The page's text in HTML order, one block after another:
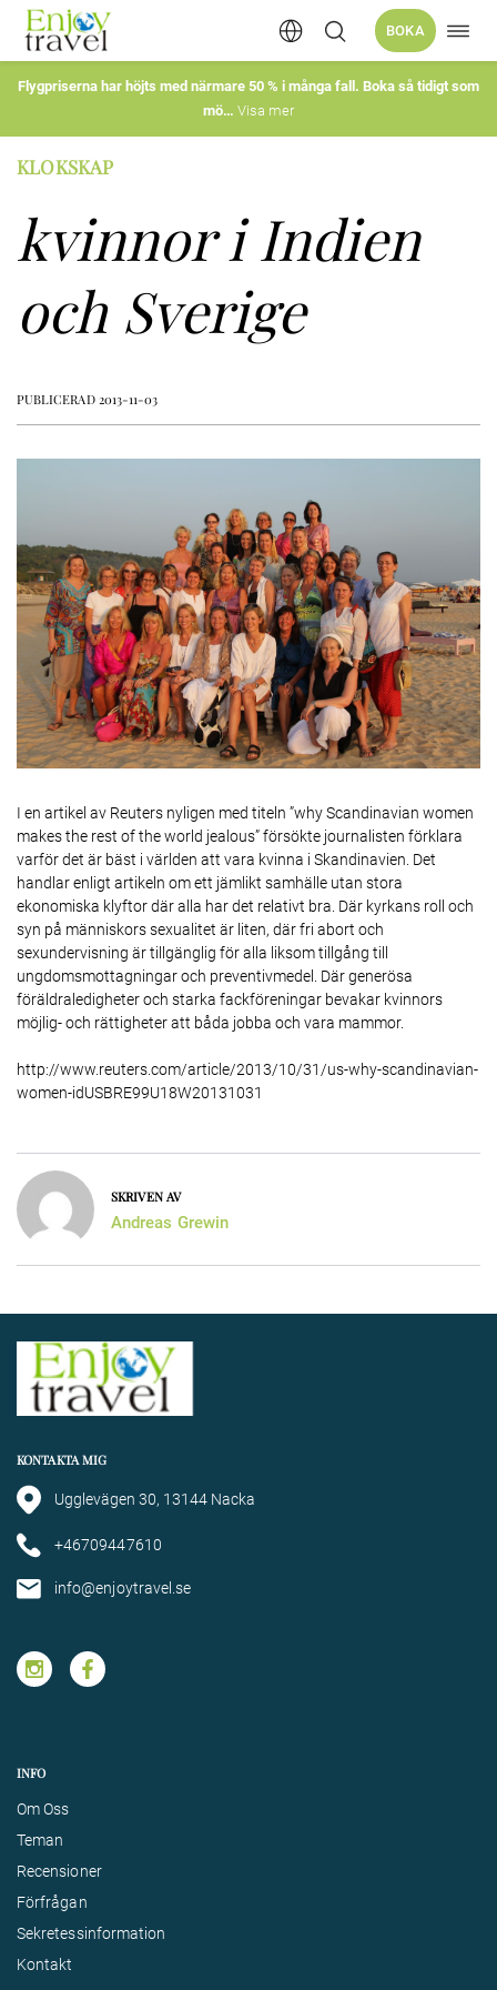
Hoppa
till
innehåll
BOKA
Flygpriserna har höjts med närmare 50 % i många fall. Boka så tidigt som
mö
Visa mer
KLOKSKAP
kvinnor i Indien
och Sverige
PUBLICERAD 2013-11-03
I en artikel av Reuters nyligen med titeln ”why Scandinavian women
makes the rest of the world jealous” försökte journalisten förklara
varför det är bäst i världen att vara kvinna i Skandinavien. Det
handlar enligt artikeln om ett jämlikt samhälle utan stora
ekonomiska klyftor där alla har det relativt bra. Där kyrkans roll och
syn på människors sexualitet är liten, där fri abort och
sexundervisning är tillgänglig för alla liksom tillgång till
ungdomsmottagningar och preventivmedel. Där generösa
föräldraledigheter och starka fackföreningar bevakar kvinnors
möjlig- och rättigheter att båda jobba och vara mammor.
http://www.reuters.com/article/2013/10/31/us-why-scandinavian-
women-idUSBRE99U18W20131031
SKRIVEN AV
Andreas Grewin
KONTAKTA MIG
Ugglevägen 30, 13144 Nacka
+46709447610
info@enjoytravel.se
INFO
Om Oss
Teman
Recensioner
Förfrågan
Sekretessinformation
Kontakt